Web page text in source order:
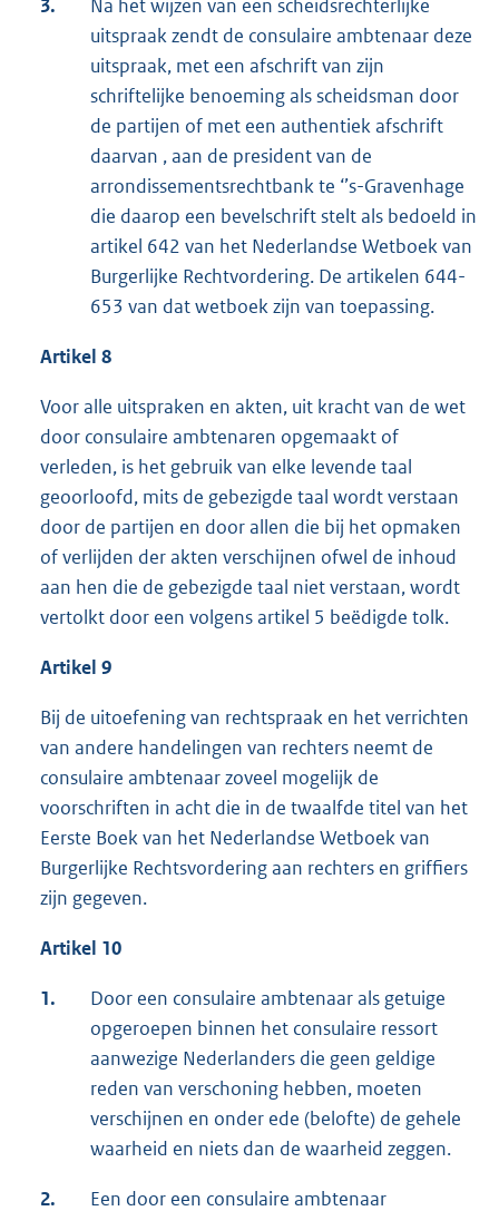
3.
Na het wijzen van een scheidsrechterlijke
uitspraak zendt de consulaire ambtenaar deze
uitspraak, met een afschrift van zijn
schriftelijke benoeming als scheidsman door
de partijen of met een authentiek afschrift
daarvan , aan de president van de
arrondissementsrechtbank te ‘’s-Gravenhage
die daarop een bevelschrift stelt als bedoeld in
artikel 642 van het Nederlandse Wetboek van
Burgerlijke Rechtvordering. De artikelen 644-
653 van dat wetboek zijn van toepassing.
Artikel 8
Voor alle uitspraken en akten, uit kracht van de wet
door consulaire ambtenaren opgemaakt of
verleden, is het gebruik van elke levende taal
geoorloofd, mits de gebezigde taal wordt verstaan
door de partijen en door allen die bij het opmaken
of verlijden der akten verschijnen ofwel de inhoud
aan hen die de gebezigde taal niet verstaan, wordt
vertolkt door een volgens artikel 5 beëdigde tolk.
Artikel 9
Bij de uitoefening van rechtspraak en het verrichten
van andere handelingen van rechters neemt de
consulaire ambtenaar zoveel mogelijk de
voorschriften in acht die in de twaalfde titel van het
Eerste Boek van het Nederlandse Wetboek van
Burgerlijke Rechtsvordering aan rechters en griffiers
zijn gegeven.
Artikel 10
1.
Door een consulaire ambtenaar als getuige
opgeroepen binnen het consulaire ressort
aanwezige Nederlanders die geen geldige
reden van verschoning hebben, moeten
verschijnen en onder ede (belofte) de gehele
waarheid en niets dan de waarheid zeggen.
2.
Een door een consulaire ambtenaar